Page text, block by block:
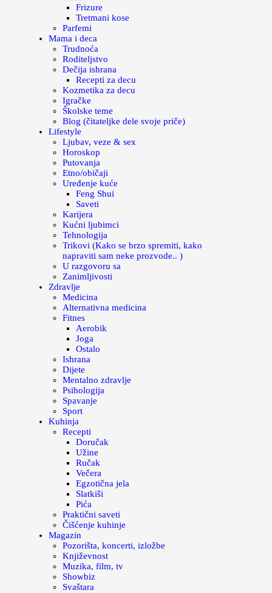
Frizure
Tretmani kose
Parfemi
Mama i deca
Trudnoća
Roditeljstvo
Dečija ishrana
Recepti za decu
Kozmetika za decu
Igračke
Školske teme
Blog (čitateljke dele svoje priče)
Lifestyle
Ljubav, veze & sex
Horoskop
Putovanja
Etno/običaji
Uređenje kuće
Feng Shui
Saveti
Karijera
Kućni ljubimci
Tehnologija
Trikovi (Kako se brzo spremiti, kako
napraviti sam neke prozvode.. )
U razgovoru sa
Zanimljivosti
Zdravlje
Medicina
Alternativna medicina
Fitnes
Aerobik
Joga
Ostalo
Ishrana
Dijete
Mentalno zdravlje
Psihologija
Spavanje
Sport
Kuhinja
Recepti
Doručak
Užine
Ručak
Večera
Egzotična jela
Slatkiši
Pića
Praktični saveti
Čišćenje kuhinje
Magazin
Pozorišta, koncerti, izložbe
Književnost
Muzika, film, tv
Showbiz
Svaštara